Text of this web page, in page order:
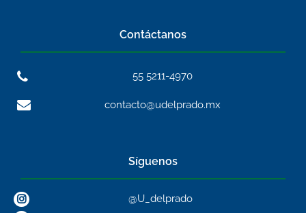
Contáctanos
55 5211-4970
contacto@udelprado.mx
Síguenos
@U_delprado